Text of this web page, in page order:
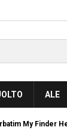
ALE
My Finder